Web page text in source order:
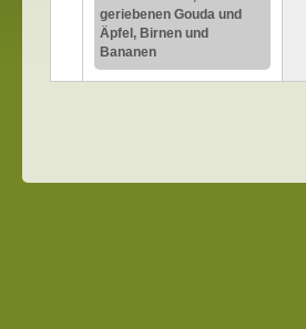
geriebenen Gouda und
Äpfel, Birnen und
Bananen